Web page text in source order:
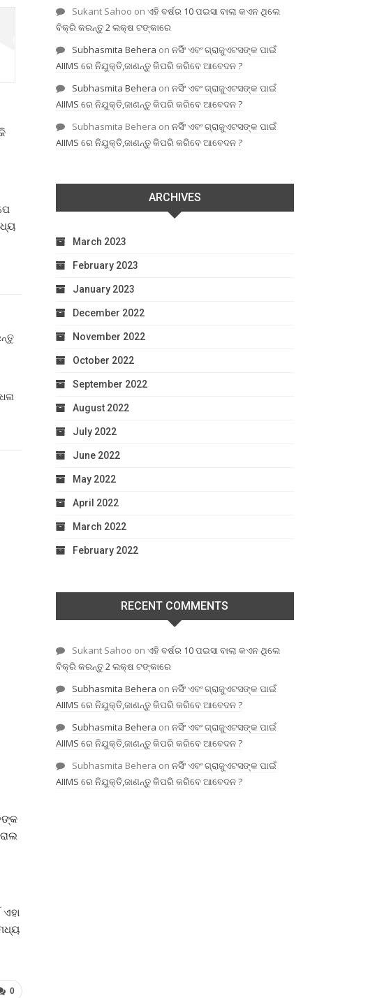
0
Sukant Sahoo on ଏହି ବର୍ଷର 10 ପଇସା ବାଲା କଏନ ଥିଲେ
ବିକ୍ରି କରନ୍ତୁ 2 ଲକ୍ଷ ଟଙ୍କାରେ
Subhasmita Behera on ନର୍ସିଂ ଏବଂ ଗ୍ରାଜୁଏଟସଙ୍କ ପାଇଁ
AIIMS ରେ ନିଯୁକ୍ତି,ଜାଣନ୍ତୁ କିପରି କରିବେ ଆବେଦନ ?
Subhasmita Behera on ନର୍ସିଂ ଏବଂ ଗ୍ରାଜୁଏଟସଙ୍କ ପାଇଁ
AIIMS ରେ ନିଯୁକ୍ତି,ଜାଣନ୍ତୁ କିପରି କରିବେ ଆବେଦନ ?
Subhasmita Behera on ନର୍ସିଂ ଏବଂ ଗ୍ରାଜୁଏଟସଙ୍କ ପାଇଁ
AIIMS ରେ ନିଯୁକ୍ତି,ଜାଣନ୍ତୁ କିପରି କରିବେ ଆବେଦନ ?
ARCHIVES
March 2023
February 2023
January 2023
December 2022
November 2022
October 2022
September 2022
August 2022
July 2022
June 2022
May 2022
April 2022
March 2022
February 2022
RECENT COMMENTS
Sukant Sahoo on ଏହି ବର୍ଷର 10 ପଇସା ବାଲା କଏନ ଥିଲେ
ବିକ୍ରି କରନ୍ତୁ 2 ଲକ୍ଷ ଟଙ୍କାରେ
Subhasmita Behera on ନର୍ସିଂ ଏବଂ ଗ୍ରାଜୁଏଟସଙ୍କ ପାଇଁ
AIIMS ରେ ନିଯୁକ୍ତି,ଜାଣନ୍ତୁ କିପରି କରିବେ ଆବେଦନ ?
Subhasmita Behera on ନର୍ସିଂ ଏବଂ ଗ୍ରାଜୁଏଟସଙ୍କ ପାଇଁ
AIIMS ରେ ନିଯୁକ୍ତି,ଜାଣନ୍ତୁ କିପରି କରିବେ ଆବେଦନ ?
Subhasmita Behera on ନର୍ସିଂ ଏବଂ ଗ୍ରାଜୁଏଟସଙ୍କ ପାଇଁ
AIIMS ରେ ନିଯୁକ୍ତି,ଜାଣନ୍ତୁ କିପରି କରିବେ ଆବେଦନ ?